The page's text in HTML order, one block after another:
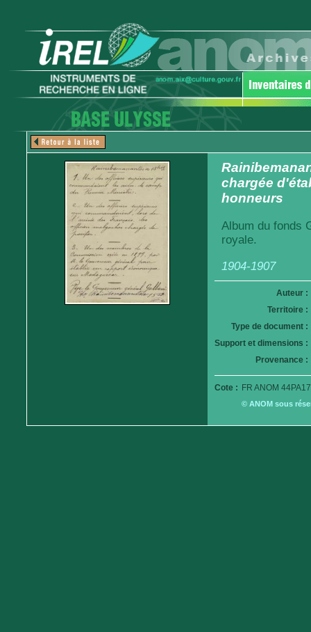
chargée
honneurs
Album du fonds
royale.
1904-1907
Auteur :
Territoire :
Type de document :
Support et dimensions :
Provenance :
Cote : FR ANOM
© ANOM sous